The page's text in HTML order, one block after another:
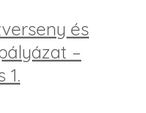
és
–
1.